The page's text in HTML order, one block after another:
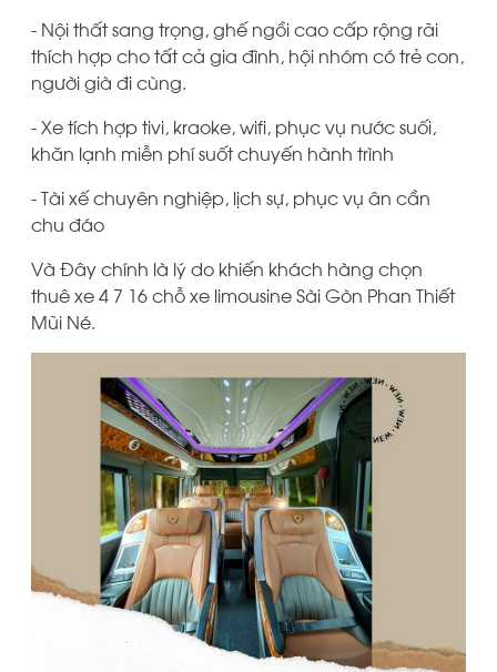
- Nội thất sang trọng, ghế ngồi cao cấp rộng rãi
thích hợp cho tất cả gia đình, hội nhóm có trẻ con,
người già đi cùng.
- Xe tích hợp tivi, kraoke, wifi, phục vụ nước suối,
khăn lạnh miễn phí suốt chuyến hành trình
- Tài xế chuyên nghiệp, lịch sự, phục vụ ân cần
chu đáo
Và Đây chính là lý do khiến khách hàng chọn
thuê xe 4 7 16 chỗ xe limousine Sài Gòn Phan Thiết
Mũi Né.